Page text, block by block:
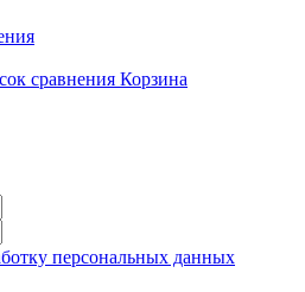
сравнения Корзина
персональных данных